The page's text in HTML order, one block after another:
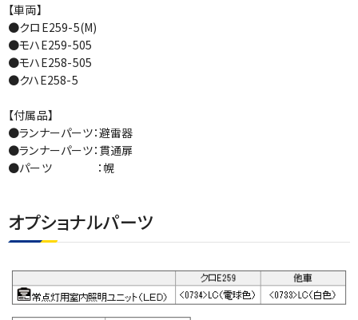
【車両】
●クロE259-5(M)
●モハE259-505
●モハE258-505
●クハE258-5
【付属品】
●ランナーパーツ：避雷器
●ランナーパーツ：貫通扉
●パーツ ：幌
オプショナルパーツ